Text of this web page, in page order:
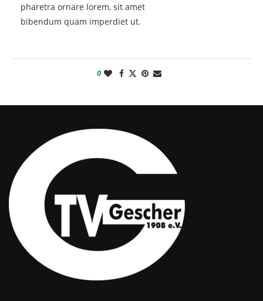
pharetra ornare lorem, sit amet
bibendum quam imperdiet ut.
0